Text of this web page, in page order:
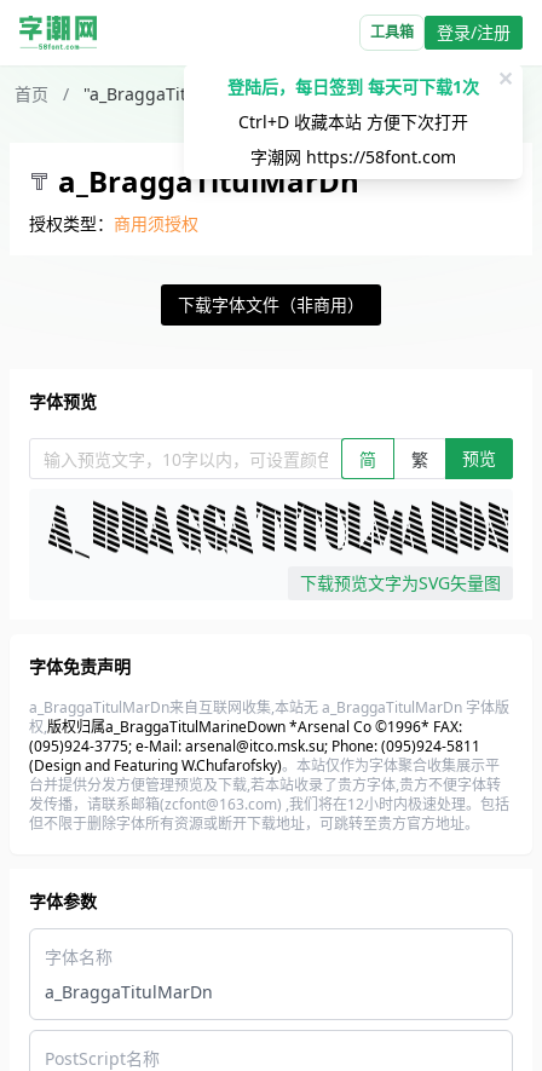
工具箱 登录/注册
登陆后，每日签到 每天可下载1次
Ctrl+D 收藏本站 方便下次打开
字潮网 https://58font.com
✕
首页 / "a_BraggaTitulMarDn"字体下载
a_BraggaTitulMarDn
授权类型： 商用须授权
下载字体文件（非商用）
字体预览
输入预览文字，10字以内，可设置颜色、大小、简繁。回车查看效
简 繁 预览
下载预览文字为SVG矢量图
字体免责声明
a_BraggaTitulMarDn来自互联网收集,本站无 a_BraggaTitulMarDn 字体版
权,版权归属a_BraggaTitulMarineDown *Arsenal Co ©1996* FAX:
(095)924-3775; e-Mail: arsenal@itco.msk.su; Phone: (095)924-5811
(Design and Featuring W.Chufarofsky)。本站仅作为字体聚合收集展示平
台并提供分发方便管理预览及下载,若本站收录了贵方字体,贵方不便字体转
发传播，请联系邮箱(zcfont@163.com) ,我们将在12小时内极速处理。包括
但不限于删除字体所有资源或断开下载地址，可跳转至贵方官方地址。
字体参数
字体名称
a_BraggaTitulMarDn
PostScript名称